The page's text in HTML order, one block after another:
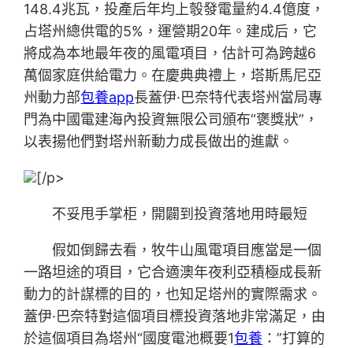
148.4兆瓦，投產后年均上彀發電量約4.4億度，
占塔州總供電的5%，運營期20年。建成后，它
將成為本地最年夜的風電項目，估計可為跨越6
萬個家庭供給電力。在慶典典禮上，塔斯馬尼亞
州動力部包養app長蓋伊·巴奈特代表塔州當局專
門為中國電建海內投資無限公司頒布“褒獎狀”，
以表揚他們對塔州新動力成長做出的進獻。
[/p>
不妥甩手掌柜，開闢到投資落地用時最短
假如倒歸去看，牧牛山風電項目應當是一個
一路坦途的項目，它合適澳年夜利亞積極成長新
動力的計謀標的目的，也知足塔州的實際需求。
蓋伊·巴奈特對這個項目標投資落地非常滿足，由
於這個項目為塔州“國度電池概要1包養 ：”打算的